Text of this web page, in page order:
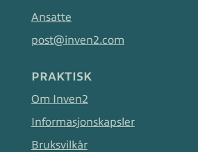
Ansatte
post@inven2.com
PRAKTISK
Om Inven2
Informasjonskapsler
Bruksvilkår